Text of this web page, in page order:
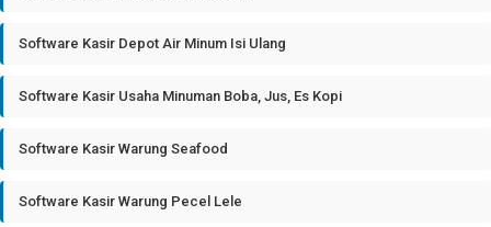
Software Kasir Depot Air Minum Isi Ulang
Software Kasir Usaha Minuman Boba, Jus, Es Kopi
Software Kasir Warung Seafood
Software Kasir Warung Pecel Lele